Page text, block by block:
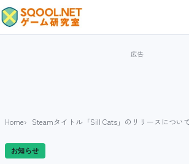
Home Steamタイトル「Sill Cats」のリリースについ
お知らせ